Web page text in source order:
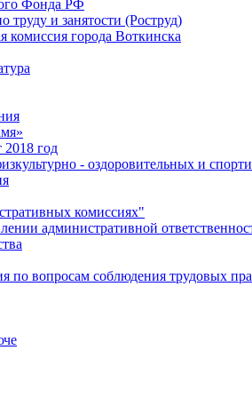
Фонда РФ
труду и занятости (Роструд)
комиссия города Воткинска
2018 год
- оздоровительных и
комиссиях"
административной
по вопросам соблюдения трудовых